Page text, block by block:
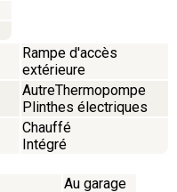
Rampe d'accès
extérieure
AutreThermopompe
Plinthes électriques
Chauffé
Intégré
Au garage